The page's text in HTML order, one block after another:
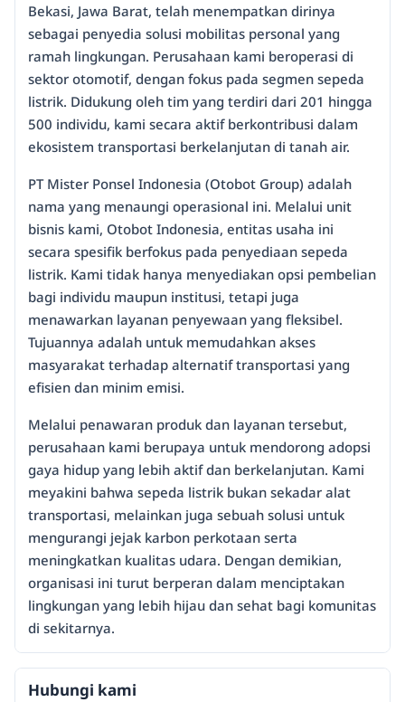
Bekasi, Jawa Barat, telah menempatkan dirinya
sebagai penyedia solusi mobilitas personal yang
ramah lingkungan. Perusahaan kami beroperasi di
sektor otomotif, dengan fokus pada segmen sepeda
listrik. Didukung oleh tim yang terdiri dari 201 hingga
500 individu, kami secara aktif berkontribusi dalam
ekosistem transportasi berkelanjutan di tanah air.
PT Mister Ponsel Indonesia (Otobot Group) adalah
nama yang menaungi operasional ini. Melalui unit
bisnis kami, Otobot Indonesia, entitas usaha ini
secara spesifik berfokus pada penyediaan sepeda
listrik. Kami tidak hanya menyediakan opsi pembelian
bagi individu maupun institusi, tetapi juga
menawarkan layanan penyewaan yang fleksibel.
Tujuannya adalah untuk memudahkan akses
masyarakat terhadap alternatif transportasi yang
efisien dan minim emisi.
Melalui penawaran produk dan layanan tersebut,
perusahaan kami berupaya untuk mendorong adopsi
gaya hidup yang lebih aktif dan berkelanjutan. Kami
meyakini bahwa sepeda listrik bukan sekadar alat
transportasi, melainkan juga sebuah solusi untuk
mengurangi jejak karbon perkotaan serta
meningkatkan kualitas udara. Dengan demikian,
organisasi ini turut berperan dalam menciptakan
lingkungan yang lebih hijau dan sehat bagi komunitas
di sekitarnya.
Hubungi kami